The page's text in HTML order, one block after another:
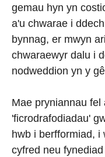
gemau hyn yn
a'u chwarae i
bynnag, er mwyn
chwaraewyr dalu i
nodweddion yn y
Mae pryniannau
'ficrodrafodiadau'
hwb i berfformiad, i
cyfred neu